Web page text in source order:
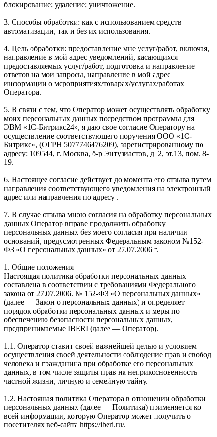
блокирование; удаление; уничтожение.
3. Способы обработки: как с использованием средств
автоматизации, так и без их использования.
4. Цель обработки: предоставление мне услуг/работ, включая,
направление в мой адрес уведомлений, касающихся
предоставляемых услуг/работ, подготовка и направление
ответов на мои запросы, направление в мой адрес
информации о мероприятиях/товарах/услугах/работах
Оператора.
5. В связи с тем, что Оператор может осуществлять обработку
моих персональных данных посредством программы для
ЭВМ «1С-Битрикс24», я даю свое согласие Оператору на
осуществление соответствующего поручения ООО «1С-
Битрикс», (ОГРН 5077746476209), зарегистрированному по
адресу: 109544, г. Москва, б-р Энтузиастов, д. 2, эт.13, пом. 8-
19.
6. Настоящее согласие действует до момента его отзыва путем
направления соответствующего уведомления на электронный
адрес или направления по адресу .
7. В случае отзыва мною согласия на обработку персональных
данных Оператор вправе продолжить обработку
персональных данных без моего согласия при наличии
оснований, предусмотренных Федеральным законом №152-
ФЗ «О персональных данных» от 27.07.2006 г.
1. Общие положения
Настоящая политика обработки персональных данных
составлена в соответствии с требованиями Федерального
закона от 27.07.2006. № 152-ФЗ «О персональных данных»
(далее — Закон о персональных данных) и определяет
порядок обработки персональных данных и меры по
обеспечению безопасности персональных данных,
предпринимаемые IBERI (далее — Оператор).
1.1. Оператор ставит своей важнейшей целью и условием
осуществления своей деятельности соблюдение прав и свобод
человека и гражданина при обработке его персональных
данных, в том числе защиты прав на неприкосновенность
частной жизни, личную и семейную тайну.
1.2. Настоящая политика Оператора в отношении обработки
персональных данных (далее — Политика) применяется ко
всей информации, которую Оператор может получить о
посетителях веб-сайта https://iberi.ru/.